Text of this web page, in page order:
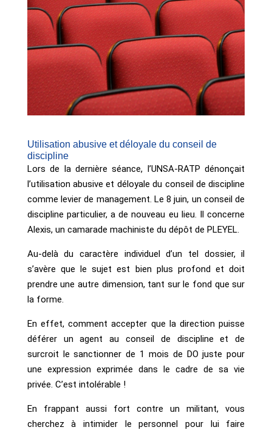
Utilisation abusive et déloyale du conseil de
discipline
Lors de la dernière séance, l’UNSA-RATP dénonçait
l’utilisation abusive et déloyale du conseil de discipline
comme levier de management. Le 8 juin, un conseil de
discipline particulier, a de nouveau eu lieu. Il concerne
Alexis, un camarade machiniste du dépôt de PLEYEL.
Au-delà du caractère individuel d’un tel dossier, il
s’avère que le sujet est bien plus profond et doit
prendre une autre dimension, tant sur le fond que sur
la forme.
En effet, comment accepter que la direction puisse
déférer un agent au conseil de discipline et de
surcroit le sanctionner de 1 mois de DO juste pour
une expression exprimée dans le cadre de sa vie
privée. C’est intolérable !
En frappant aussi fort contre un militant, vous
cherchez à intimider le personnel pour lui faire